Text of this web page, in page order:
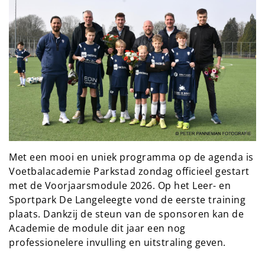
Met een mooi en uniek programma op de agenda is
Voetbalacademie Parkstad zondag officieel gestart
met de Voorjaarsmodule 2026. Op het Leer- en
Sportpark De Langeleegte vond de eerste training
plaats. Dankzij de steun van de sponsoren kan de
Academie de module dit jaar een nog
professionelere invulling en uitstraling geven.